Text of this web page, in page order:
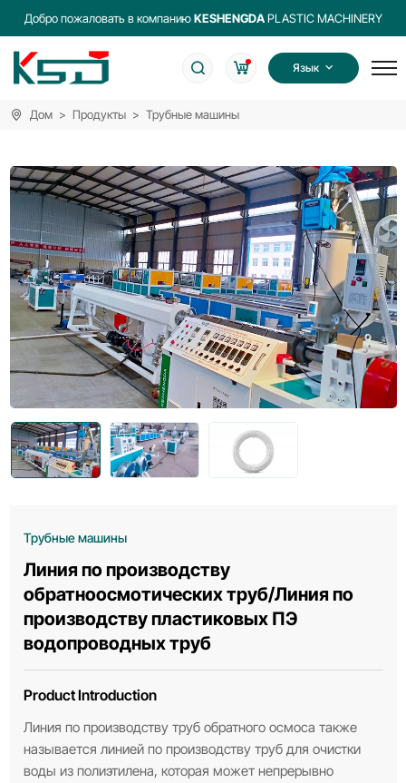
Добро пожаловать в компаниюKESHENGDAPLASTIC MACHINERY
Язык
Дом Продукты Трубные машины
Трубные машины
Линия по производству
обратноосмотических труб/Линия по
производству пластиковых ПЭ
водопроводных труб
Product Introduction
Линия по производству труб обратного осмоса также
называется линией по производству труб для очистки
воды из полиэтилена, которая может непрерывно